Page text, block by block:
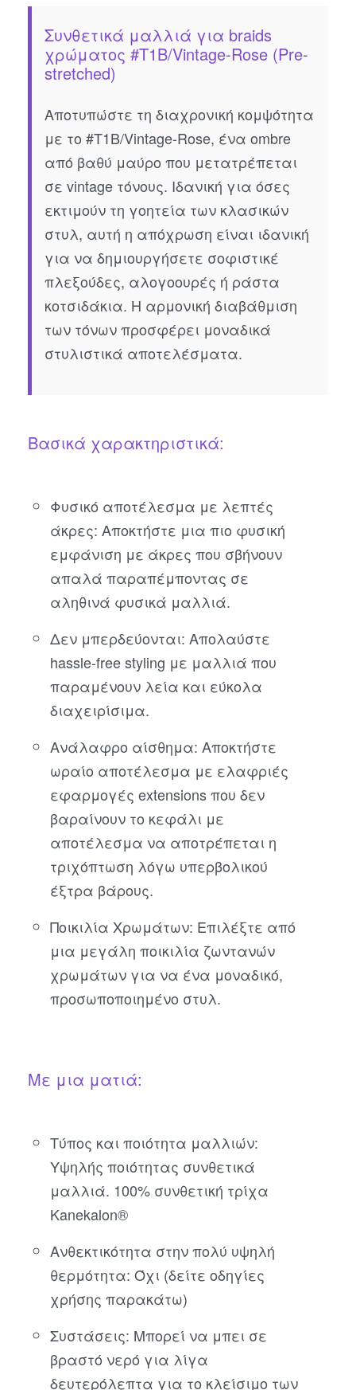
Συνθετικά μαλλιά για braids
χρώματος #T1B/Vintage-Rose (Pre-
stretched)
Αποτυπώστε τη διαχρονική κομψότητα
με το #T1B/Vintage-Rose, ένα ombre
από βαθύ μαύρο που μετατρέπεται
σε vintage τόνους. Ιδανική για όσες
εκτιμούν τη γοητεία των κλασικών
στυλ, αυτή η απόχρωση είναι ιδανική
για να δημιουργήσετε σοφιστικέ
πλεξούδες, αλογοουρές ή ράστα
κοτσιδάκια. Η αρμονική διαβάθμιση
των τόνων προσφέρει μοναδικά
στυλιστικά αποτελέσματα.
Βασικά χαρακτηριστικά:
Φυσικό αποτέλεσμα με λεπτές
άκρες: Αποκτήστε μια πιο φυσική
εμφάνιση με άκρες που σβήνουν
απαλά παραπέμποντας σε
αληθινά φυσικά μαλλιά.
Δεν μπερδεύονται: Απολαύστε
hassle-free styling με μαλλιά που
παραμένουν λεία και εύκολα
διαχειρίσιμα.
Ανάλαφρο αίσθημα: Αποκτήστε
ωραίο αποτέλεσμα με ελαφριές
εφαρμογές extensions που δεν
βαραίνουν το κεφάλι με
αποτέλεσμα να αποτρέπεται η
τριχόπτωση λόγω υπερβολικού
έξτρα βάρους.
Ποικιλία Χρωμάτων: Επιλέξτε από
μια μεγάλη ποικιλία ζωντανών
χρωμάτων για να ένα μοναδικό,
προσωποποιημένο στυλ.
Με μια ματιά:
Τύπος και ποιότητα μαλλιών:
Υψηλής ποιότητας συνθετικά
μαλλιά. 100% συνθετική τρίχα
Kanekalon®
Ανθεκτικότητα στην πολύ υψηλή
θερμότητα: Όχι (δείτε οδηγίες
χρήσης παρακάτω)
Συστάσεις: Μπορεί να μπει σε
βραστό νερό για λίγα
δευτερόλεπτα για το κλείσιμο των